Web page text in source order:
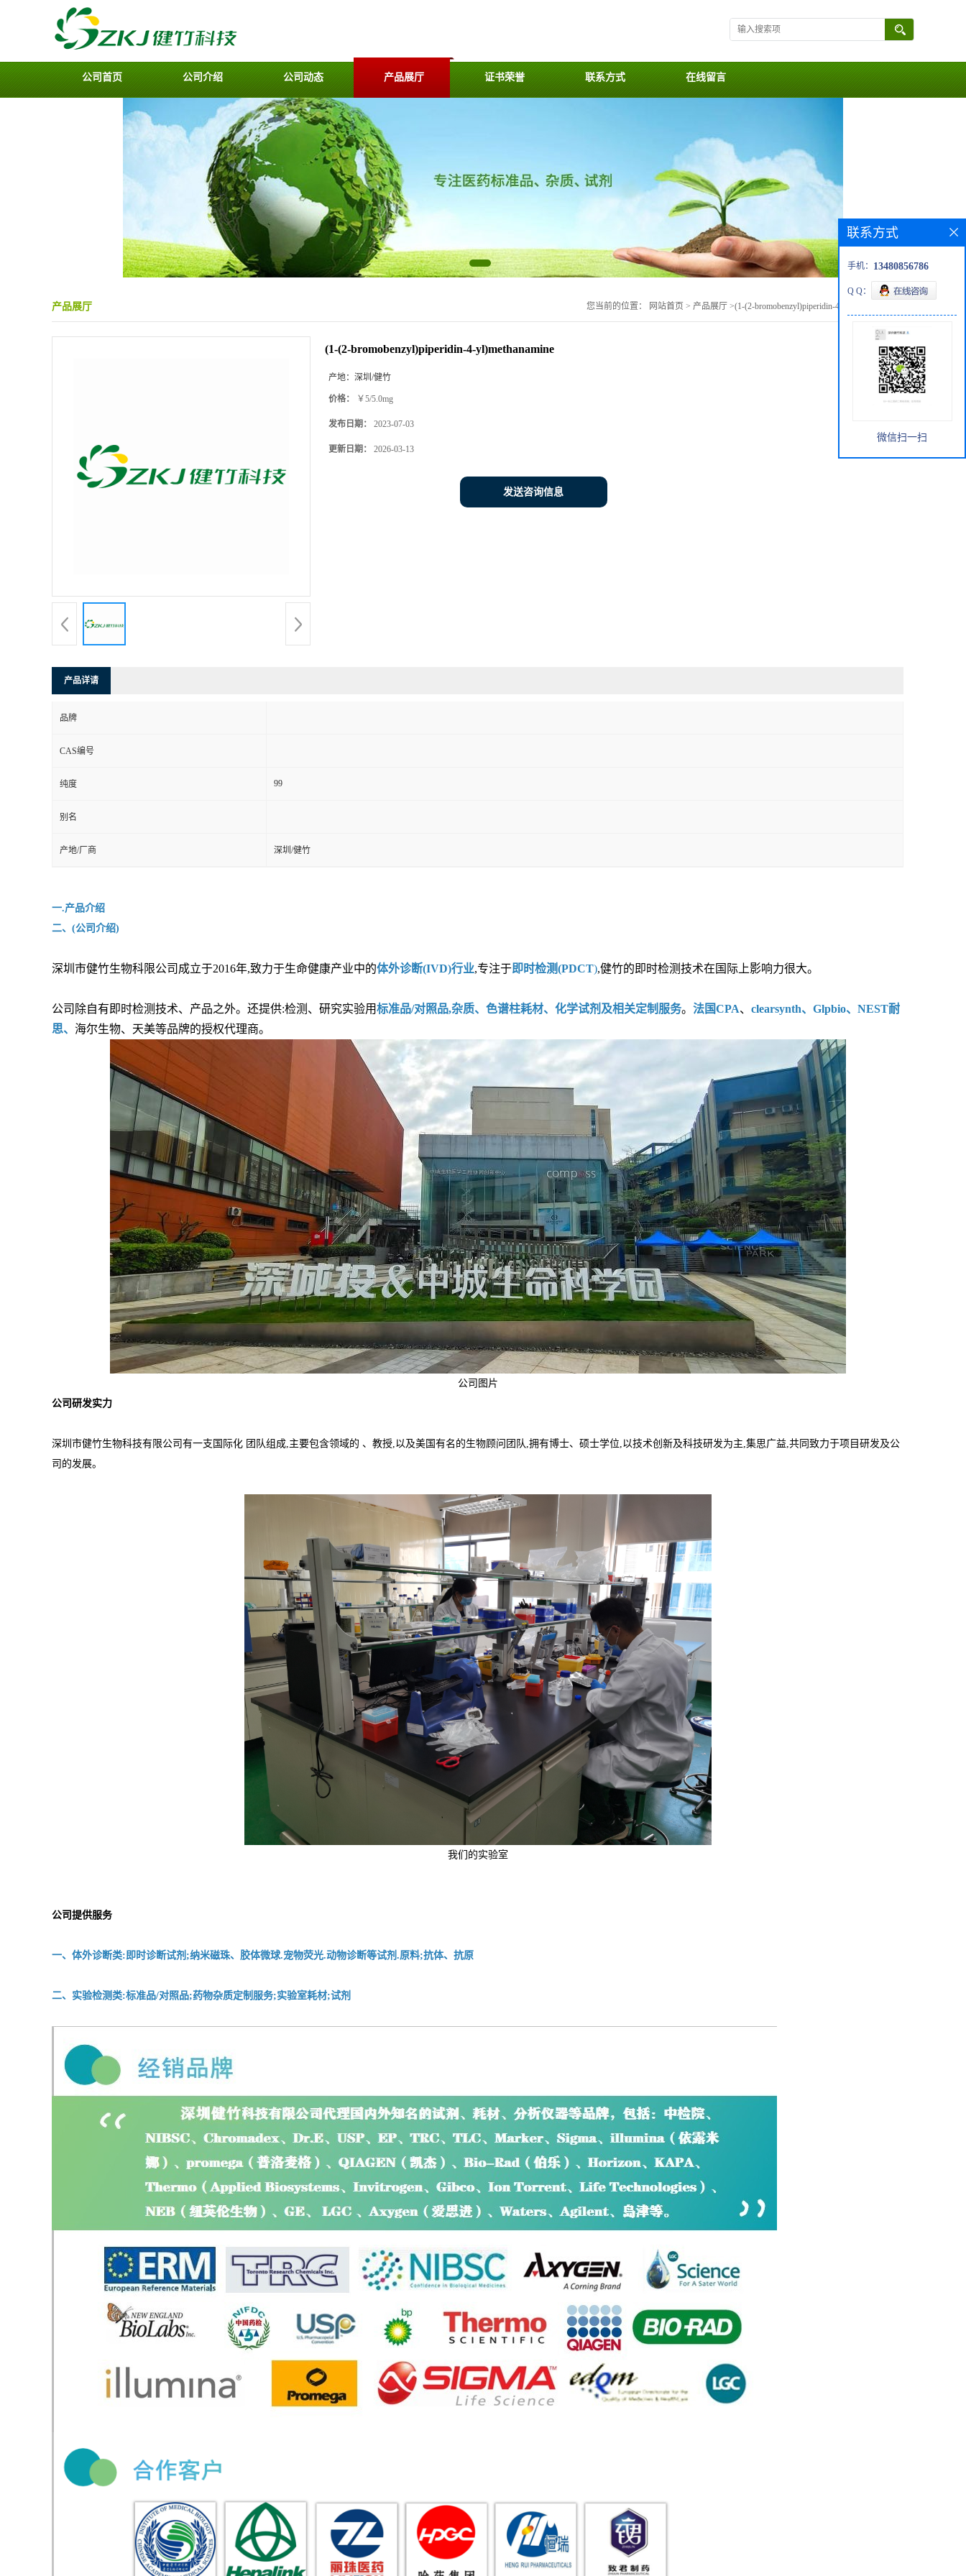
公司首页 公司介绍 公司动态 产品展厅 证书荣誉 联系方式 在线留言
产品展厅 您当前的位置： 网站首页 > 产品展厅 >(1-(2-bromobenzyl)piperidin-4-yl)methanamine
(1-(2-bromobenzyl)piperidin-4-yl)methanamine
产地： 深圳/健竹
价格： ￥5/5.0mg
发布日期： 2023-07-03
更新日期： 2026-03-13
发送咨询信息
产品详请
品牌
CAS编号
纯度 99
别名
产地/厂商 深圳/健竹
一.产品介绍
二、(公司介绍)
深圳市健竹生物科限公司成立于2016年,致力于生命健康产业中的体外诊断(IVD)行业,专注于即时检测(PDCT),健竹的即时检测技术在国际上影响力很大。
公司除自有即时检测技术、产品之外。还提供:检测、研究实验用标准品/对照品,杂质、色谱柱耗材、化学试剂及相关定制服务。 法国CPA、 clearsynth、Glpbio、NEST耐
思、 海尔生物、天美等品牌的授权代理商。
公司图片
公司研发实力
深圳市健竹生物科技有限公司有一支国际化 团队组成,主要包含领域的 、教授,以及美国有名的生物顾问团队,拥有博士、硕士学位,以技术创新及科技研发为主,集思广益,共同致力于项目研发及公
司的发展。
我们的实验室
公司提供服务
一、体外诊断类:即时诊断试剂;纳米磁珠、胶体微球.宠物荧光.动物诊断等试剂.原料;抗体、抗原
二、实验检测类:标准品/对照品;药物杂质定制服务;实验室耗材;试剂
联系方式
手机： 13480856786
Q Q：
微信扫一扫